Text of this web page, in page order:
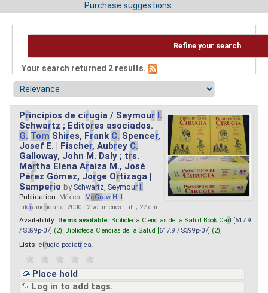
Purchase suggestions
Refine your search
Your search returned 2 results.
Principios de cirugía / Seymour I.
Schwartz ; Editores asociados.
G. Tom Shires, Frank C. Spencer,
Josef E. | Fischer, Aubrey C.
Galloway, John M. Daly ; trs.
Martha Elena Araiza M., José
Pérez Gómez, Jorge Ortizaga |
Samperio by Schwartz, Seymour I.
Publication: México : McGraw-Hill
Interamericana, 2000 . 2 volumenes. : il. ; 27 cm.
Availability: Items available: Biblioteca Ciencias de la Salud Book Cart [ 617.9
/ S399p-07 ] (2), Biblioteca Ciencias de la Salud [ 617.9 / S399p-07 ] (2),
Lists: cirugia pediatrica
Place hold
Log in to add tags.